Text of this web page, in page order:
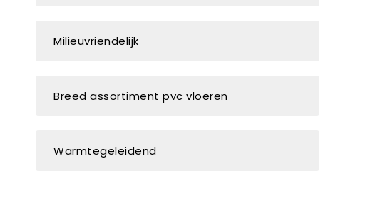
Milieuvriendelijk
Breed assortiment pvc vloeren
Warmtegeleidend